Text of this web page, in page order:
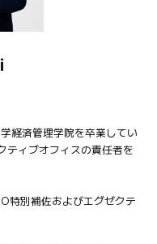
経済管理学院を卒業してい
ティブオフィスの責任者を
特別補佐およびエグゼクテ